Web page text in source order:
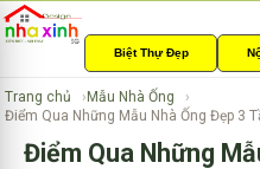
Biệt Thự Đẹp
Trang chủ
Mẫu Nhà Ống
Điểm Qua Những Mẫu Nhà Ống Đẹp 3
Điểm Qua Những